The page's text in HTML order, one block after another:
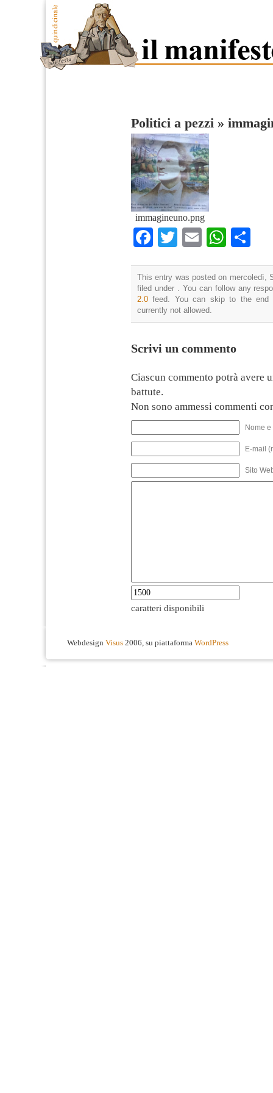
Politici a pezzi »
immagineuno.png
Facebook
TwitterEmail
This entry was posted on mercoledì,
filed under . You can follow any
2.0 feed. You can skip to the end
currently not allowed.
Scrivi un commento
Ciascun commento potrà avere
battute.
Non sono ammessi commenti
Nome
E-mail
Sito
caratteri disponibili
Webdesign Visus 2006, su piattaforma WordPress